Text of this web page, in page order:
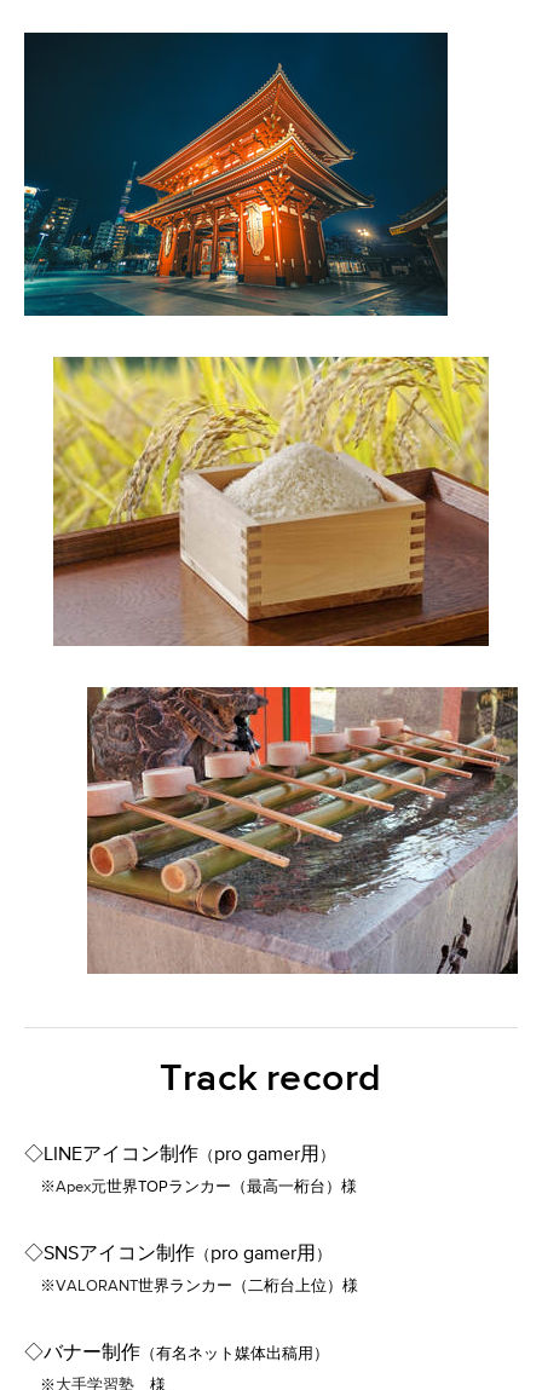
Track record
​◇LINEアイコン制作 （ pro gamer用​ ）
※Apex元世界TOPランカー（最高一桁台）様
​◇SNSアイコン制作 （ pro gamer​用 ）
※VALORANT世界ランカー（二桁台上位）様
◇バナー制作 （有名ネット媒体出稿用）
​ ※ 大手学習塾 様